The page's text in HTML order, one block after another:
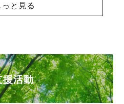
っと見る
援活動